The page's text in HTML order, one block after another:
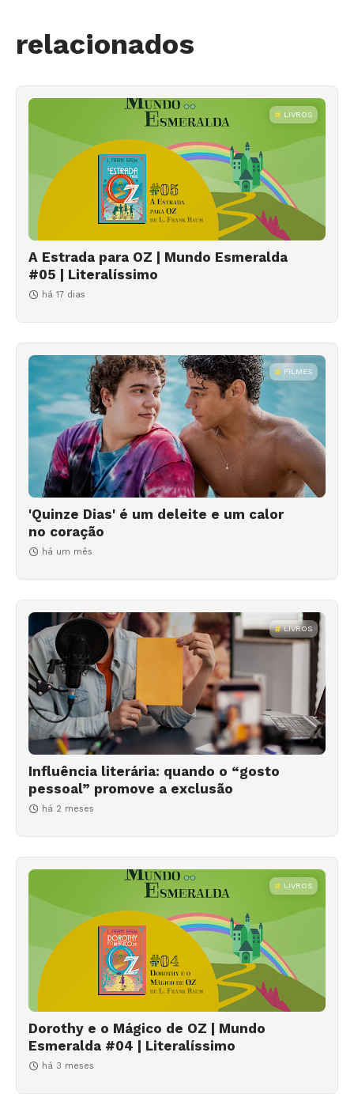
relacionados
LIVROS
A Estrada para OZ | Mundo Esmeralda
#05 | Literalíssimo
há 17 dias
FILMES
'Quinze Dias' é um deleite e um calor
no coração
há um mês
LIVROS
Influência literária: quando o “gosto
pessoal” promove a exclusão
há 2 meses
LIVROS
Dorothy e o Mágico de OZ | Mundo
Esmeralda #04 | Literalíssimo
há 3 meses